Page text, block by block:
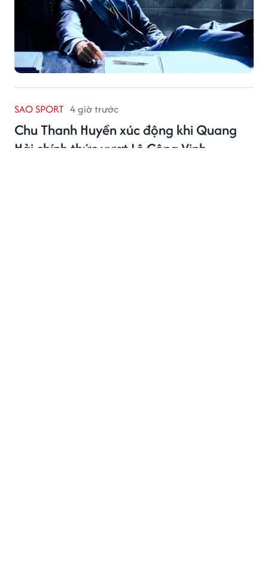
SAO SPORT 4 giờ trước
Chu Thanh Huyền xúc động khi Quang
Hải chính thức vượt Lê Công Vinh